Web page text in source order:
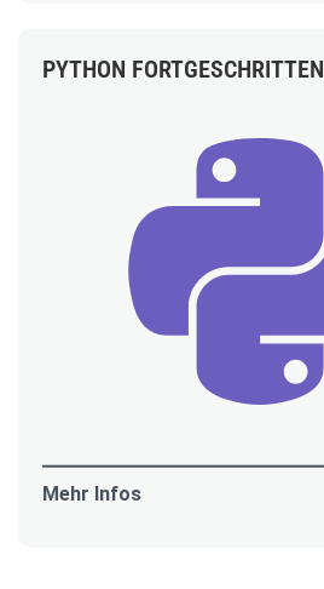
PYTHON FORTGESCHRITTEN
Mehr Infos